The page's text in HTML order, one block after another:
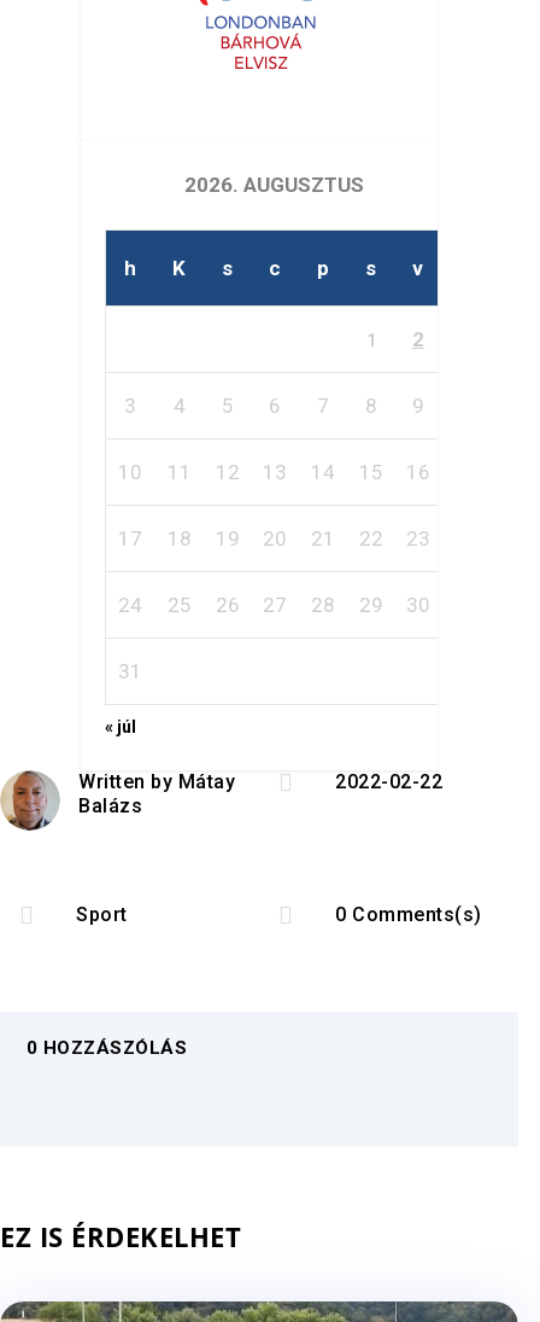
2026. AUGUSZTUS
h K s c p s v
1 2
3 4 5 6 7 8 9
10 11 12 13 14 15 16
17 18 19 20 21 22 23
24 25 26 27 28 29 30
31
« júl
Written by Mátay
Balázs
 2022-02-22
 Sport  0 Comments(s)
0 HOZZÁSZÓLÁS
EZ IS ÉRDEKELHET